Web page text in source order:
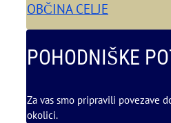
OBČINA CELJE
POHODNIŠKE
Za vas smo pripravili povezave
okolici.